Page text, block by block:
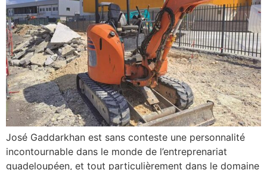
José Gaddarkhan est sans conteste une personnalité
incontournable dans le monde de l’entreprenariat
guadeloupéen, et tout particulièrement dans le domaine